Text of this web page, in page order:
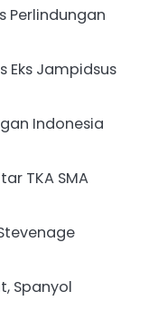
Perlindungan
Eks Jampidsus
Indonesia
TKA SMA
Spanyol